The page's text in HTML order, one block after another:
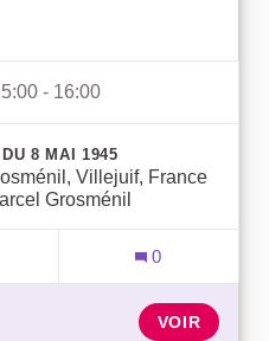
- 16:00
8 MAI 1945
Villejuif, France
Grosménil
0
VOIR